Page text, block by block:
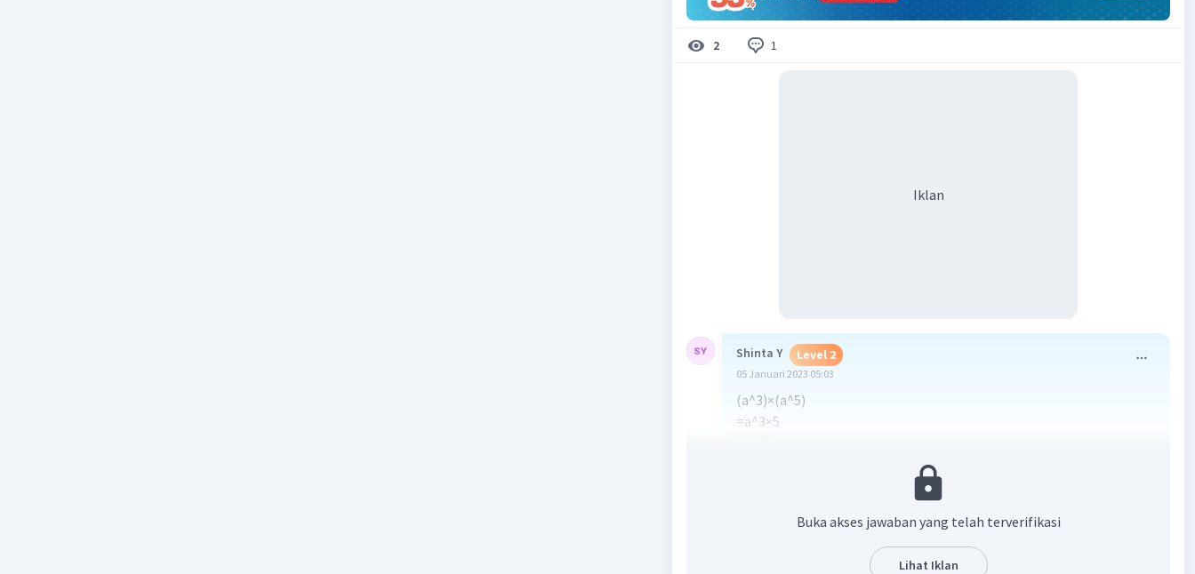
2 1
Iklan
Shinta Y Level 2
05 Januari 2023 05:03
(a^3)×(a^5)
=a^3×5
Balas
Buka akses jawaban yang telah terverifikasi
Lihat Iklan